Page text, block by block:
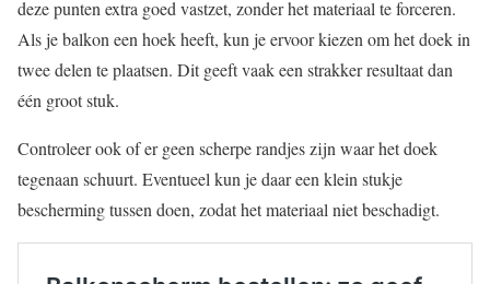
deze punten extra goed vastzet, zonder het materiaal te forceren.
Als je balkon een hoek heeft, kun je ervoor kiezen om het doek in
twee delen te plaatsen. Dit geeft vaak een strakker resultaat dan
één groot stuk.
Controleer ook of er geen scherpe randjes zijn waar het doek
tegenaan schuurt. Eventueel kun je daar een klein stukje
bescherming tussen doen, zodat het materiaal niet beschadigt.